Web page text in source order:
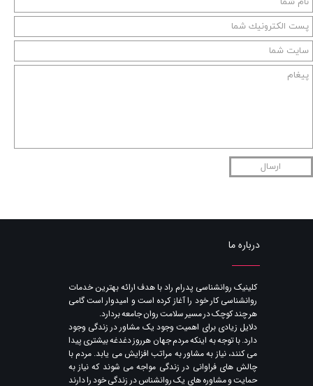
ارسال
درباره ما
​کلینیک روانشناسی پدرام راد با هدف ارائه بهترین خدمات
روانشناسی کار خود را آغاز کرده است و امیدوار است گامی
هر چند کوچک در مسیر سلامت روان جامعه بردارد.
دلایل زیادی برای اهمیت وجود یک مشاور در زندگی وجود
دارد. با توجه به اینکه مردم جهان هرروز دغدغه بیشتری پیدا
می کنند​​​​​​​، نیاز به مشاور به مراتب افزایش می یابد. مردم با
چالش های فراوانی در زندگی مواجه می شوند که نیاز به
حمایت و مشاوره های یک روانشناس در زندگی خود را دارند​​​​​​​